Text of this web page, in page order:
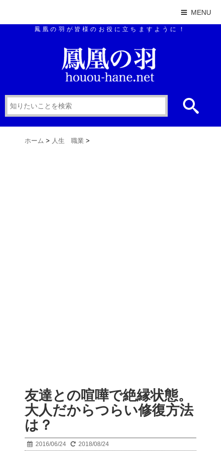
MENU
鳳凰の羽が皆様のお役に立ちますように！
ホーム > 人生 職業 >
友達との喧嘩で絶縁状態。
大人だからつらい修復方法
は？
2016/06/24 2018/08/24